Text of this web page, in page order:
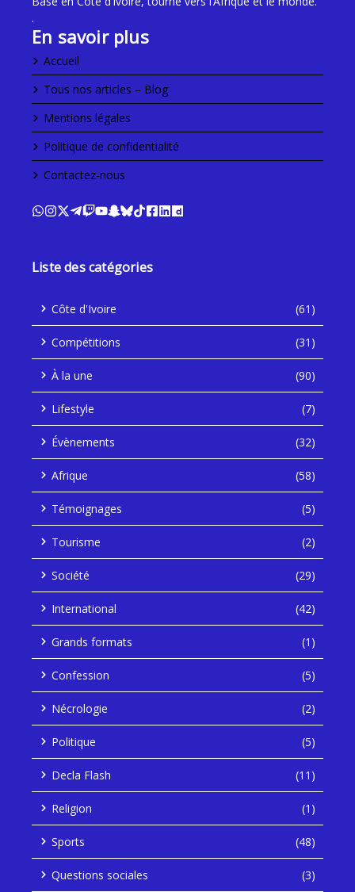
.
En savoir plus
Accueil
Tous nos articles – Blog
Mentions légales
Politique de confidentialité
Contactez-nous
Liste des catégories
Côte d'Ivoire (61)
Compétitions (31)
À la une (90)
Lifestyle (7)
Évènements (32)
Afrique (58)
Témoignages (5)
Tourisme (2)
Société (29)
International (42)
Grands formats (1)
Confession (5)
Nécrologie (2)
Politique (5)
Decla Flash (11)
Religion (1)
Sports (48)
Questions sociales (3)